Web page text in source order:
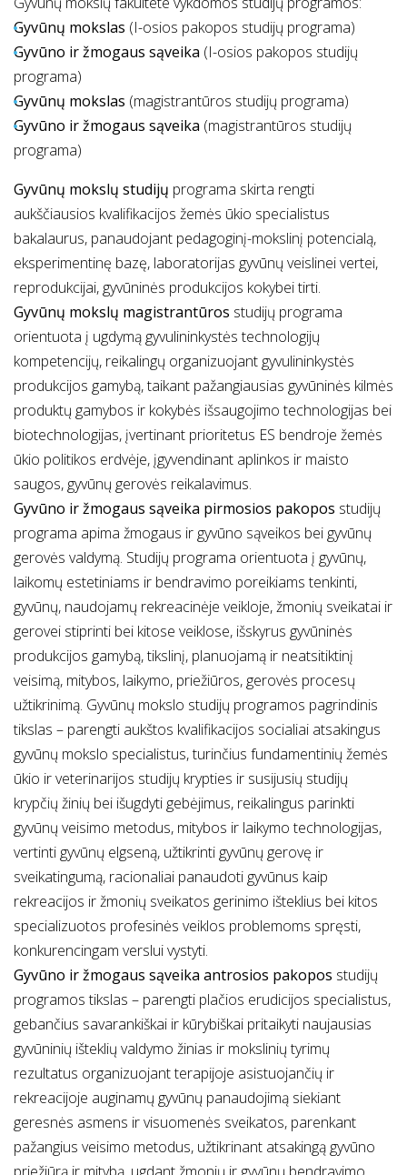
Gyvūnų mokslas (I-osios pakopos studijų programa)
Gyvūno ir žmogaus sąveika (I-osios pakopos studijų
programa)
Gyvūnų mokslas (magistrantūros studijų programa)
Gyvūno ir žmogaus sąveika (magistrantūros studijų
programa)
Gyvūnų mokslų studijų programa skirta rengti
aukščiausios kvalifikacijos žemės ūkio specialistus
bakalaurus, panaudojant pedagoginį-mokslinį potencialą,
eksperimentinę bazę, laboratorijas gyvūnų veislinei vertei,
reprodukcijai, gyvūninės produkcijos kokybei tirti.
Gyvūnų mokslų magistrantūros studijų programa
orientuota į ugdymą gyvulininkystės technologijų
kompetencijų, reikalingų organizuojant gyvulininkystės
produkcijos gamybą, taikant pažangiausias gyvūninės kilmės
produktų gamybos ir kokybės išsaugojimo technologijas bei
biotechnologijas, įvertinant prioritetus ES bendroje žemės
ūkio politikos erdvėje, įgyvendinant aplinkos ir maisto
saugos, gyvūnų gerovės reikalavimus.
Gyvūno ir žmogaus sąveika pirmosios pakopos studijų
programa apima žmogaus ir gyvūno sąveikos bei gyvūnų
gerovės valdymą. Studijų programa orientuota į gyvūnų,
laikomų estetiniams ir bendravimo poreikiams tenkinti,
gyvūnų, naudojamų rekreacinėje veikloje, žmonių sveikatai ir
gerovei stiprinti bei kitose veiklose, išskyrus gyvūninės
produkcijos gamybą, tikslinį, planuojamą ir neatsitiktinį
veisimą, mitybos, laikymo, priežiūros, gerovės procesų
užtikrinimą. Gyvūnų mokslo studijų programos pagrindinis
tikslas – parengti aukštos kvalifikacijos socialiai atsakingus
gyvūnų mokslo specialistus, turinčius fundamentinių žemės
ūkio ir veterinarijos studijų krypties ir susijusių studijų
krypčių žinių bei išugdyti gebėjimus, reikalingus parinkti
gyvūnų veisimo metodus, mitybos ir laikymo technologijas,
vertinti gyvūnų elgseną, užtikrinti gyvūnų gerovę ir
sveikatingumą, racionaliai panaudoti gyvūnus kaip
rekreacijos ir žmonių sveikatos gerinimo išteklius bei kitos
specializuotos profesinės veiklos problemoms spręsti,
konkurencingam verslui vystyti.
Gyvūno ir žmogaus sąveika antrosios pakopos studijų
programos tikslas – parengti plačios erudicijos specialistus,
gebančius savarankiškai ir kūrybiškai pritaikyti naujausias
gyvūninių išteklių valdymo žinias ir mokslinių tyrimų
rezultatus organizuojant terapijoje asistuojančių ir
rekreacijoje auginamų gyvūnų panaudojimą siekiant
geresnės asmens ir visuomenės sveikatos, parenkant
pažangius veisimo metodus, užtikrinant atsakingą gyvūno